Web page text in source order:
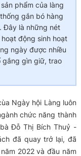
phẩm của làng
gắn bó hàng
Đây là những nét
động sinh hoạt
ngày được nhiều
gắng gìn giữ, trao
Ngày hội Làng luôn
chức năng thành
Đỗ Thị Bích Thuỷ -
đã quay trở lại, đã
2022 và đầu năm